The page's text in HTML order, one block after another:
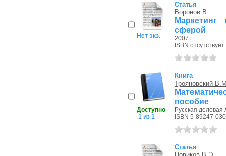
Нет экз.
Статья
Воронов В.
Маркетинг
сферой
2007 г.
ISBN отсутствует
Доступно
1 из 1
Книга
Трояновский
пособие
Русская деловая
ISBN 5-89247-
Статья